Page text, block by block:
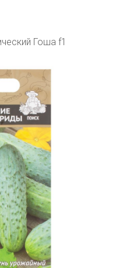
Гоша f1